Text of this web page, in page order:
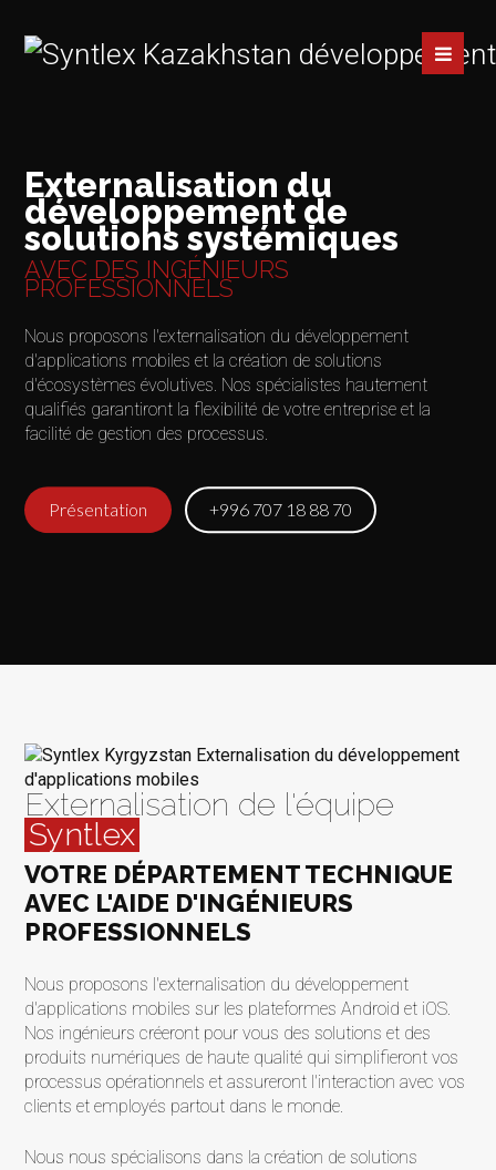
Externalisation du
développement de
solutions systémiques
AVEC DES INGÉNIEURS
PROFESSIONNELS
Nous proposons l'externalisation du développement
d'applications mobiles et la création de solutions
d'écosystèmes évolutives. Nos spécialistes hautement
qualifiés garantiront la flexibilité de votre entreprise et la
facilité de gestion des processus.
Présentation +996 707 18 88 70
Externalisation de l'équipe
Syntlex
VOTRE DÉPARTEMENT TECHNIQUE
AVEC L'AIDE D'INGÉNIEURS
PROFESSIONNELS
Nous proposons l'externalisation du développement
d'applications mobiles sur les plateformes Android et iOS.
Nos ingénieurs créeront pour vous des solutions et des
produits numériques de haute qualité qui simplifieront vos
processus opérationnels et assureront l'interaction avec vos
clients et employés partout dans le monde.
Nous nous spécialisons dans la création de solutions